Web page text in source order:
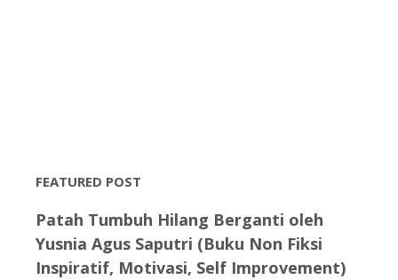
FEATURED POST
Patah Tumbuh Hilang Berganti oleh
Yusnia Agus Saputri (Buku Non Fiksi
Inspiratif, Motivasi, Self Improvement)